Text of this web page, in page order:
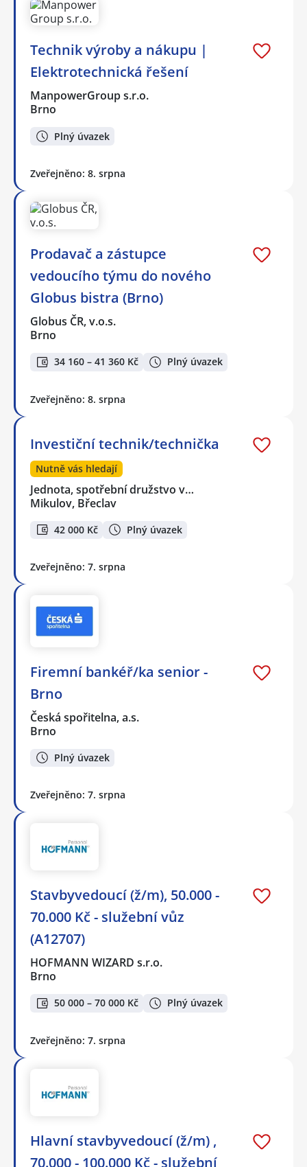
Technik výroby a nákupu |
Elektrotechnická řešení
ManpowerGroup s.r.o.
Brno
Plný úvazek
Zveřejněno: 8. srpna
Prodavač a zástupce
vedoucího týmu do nového
Globus bistra (Brno)
Globus ČR, v.o.s.
Brno
34 160 – 41 360 Kč Plný úvazek
Zveřejněno: 8. srpna
Investiční technik/technička
Nutně vás hledají
Jednota, spotřební družstvo v…
Mikulov, Břeclav
42 000 Kč Plný úvazek
Zveřejněno: 7. srpna
Firemní bankéř/ka senior -
Brno
Česká spořitelna, a.s.
Brno
Plný úvazek
Zveřejněno: 7. srpna
Stavbyvedoucí (ž/m), 50.000 -
70.000 Kč - služební vůz
(A12707)
HOFMANN WIZARD s.r.o.
Brno
50 000 – 70 000 Kč Plný úvazek
Zveřejněno: 7. srpna
Hlavní stavbyvedoucí (ž/m) ,
70.000 - 100.000 Kč - služební